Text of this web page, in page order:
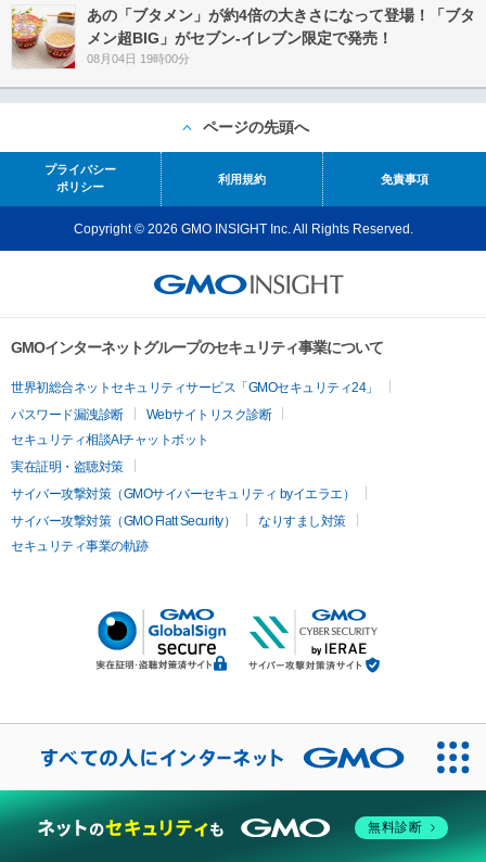
あの「ブタメン」が約4倍の大きさになって登場！「ブタ
メン超BIG」がセブン‐イレブン限定で発売！
08月04日 19時00分
ページの先頭へ
プライバシー
ポリシー
利用規約 免責事項
Copyright © 2026 GMO INSIGHT Inc. All Rights Reserved.
GMOインターネットグループのセキュリティ事業について
世界初総合ネットセキュリティサービス「GMOセキュリティ24」
パスワード漏洩診断
Webサイトリスク診断
セキュリティ相談AIチャットボット
実在証明・盗聴対策
サイバー攻撃対策（GMOサイバーセキュリティ byイエラエ）
サイバー攻撃対策（GMO Flatt Security）
なりすまし対策
セキュリティ事業の軌跡
無料診断